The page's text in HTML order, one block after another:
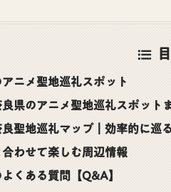
ニメ聖地巡礼スポット
良県のアニメ聖地巡礼スポット
良聖地巡礼マップ｜効率的に巡
わせて楽しむ周辺情報
くある質問【Q&A】